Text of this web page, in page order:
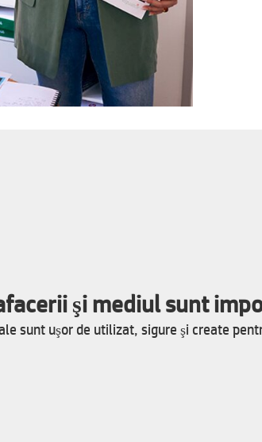
şi mediul sunt
sunt uşor de utilizat, sigure şi create